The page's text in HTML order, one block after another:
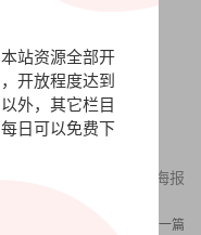
0
分享海报
下一篇
站资源全部开
开放程度达到
外，其它栏目
日可以免费下